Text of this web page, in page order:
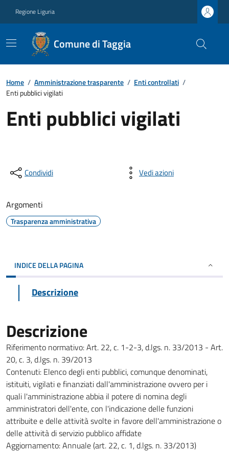
Regione Liguria
Comune di Taggia
Home / Amministrazione trasparente / Enti controllati /
Enti pubblici vigilati
Enti pubblici vigilati
Condividi Vedi azioni
Argomenti
Trasparenza amministrativa
INDICE DELLA PAGINA
Descrizione
Descrizione
Riferimento normativo: Art. 22, c. 1-2-3, d.lgs. n. 33/2013 - Art.
20, c. 3, d.lgs. n. 39/2013
Contenuti: Elenco degli enti pubblici, comunque denominati,
istituiti, vigilati e finanziati dall'amministrazione ovvero per i
quali l'amministrazione abbia il potere di nomina degli
amministratori dell'ente, con l'indicazione delle funzioni
attribuite e delle attività svolte in favore dell'amministrazione o
delle attività di servizio pubblico affidate
Aggiornamento: Annuale (art. 22, c. 1, d.lgs. n. 33/2013)